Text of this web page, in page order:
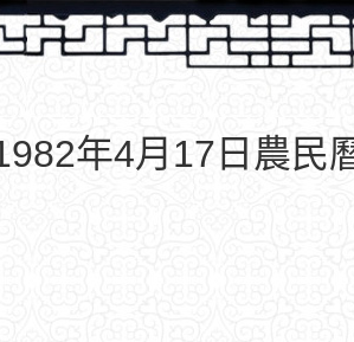
年4月17日農民